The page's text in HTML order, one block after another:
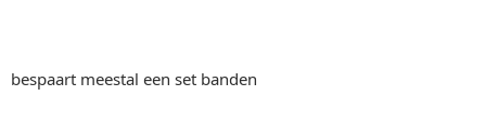
bespaart meestal een set banden